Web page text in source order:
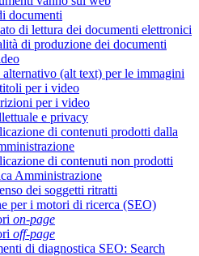
documenti
di lettura dei documenti elettronici
di produzione dei documenti
alternativo (alt text) per le immagini
per i video
per i video
e privacy
di contenuti prodotti dalla
di contenuti non prodotti
Amministrazione
dei soggetti ritratti
per i motori di ricerca (SEO)
on-page
off-page
di diagnostica SEO: Search